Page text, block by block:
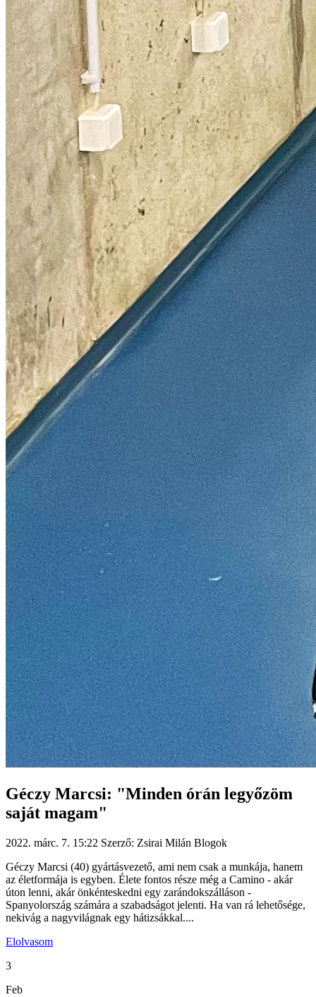
Géczy Marcsi: "Minden órán legyőzöm
saját magam"
2022. márc. 7. 15:22 Szerző: Zsirai Milán Blogok
Géczy Marcsi (40) gyártásvezető, ami nem csak a munkája, hanem
az életformája is egyben. Élete fontos része még a Camino - akár
úton lenni, akár önkénteskedni egy zarándokszálláson -
Spanyolország számára a szabadságot jelenti. Ha van rá lehetősége,
nekivág a nagyvilágnak egy hátizsákkal....
Elolvasom
3
Feb